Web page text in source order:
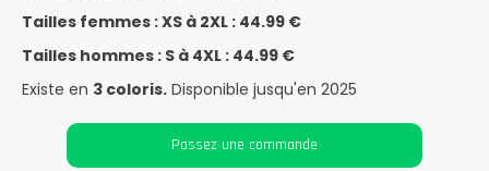
Tailles femmes : XS à 2XL : 44.99 €
Tailles hommes : S à 4XL : 44.99 €
Existe en 3 coloris. Disponible jusqu'en 2025
Passez une commande